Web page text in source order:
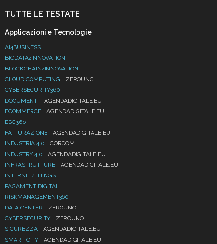
TUTTE LE TESTATE
Applicazioni e Tecnologie
AI4BUSINESS
BIGDATA4INNOVATION
BLOCKCHAIN4INNOVATION
CLOUD COMPUTING
ZEROUNO
CYBERSECURITY360
DOCUMENTI
AGENDADIGITALE.EU
ECOMMERCE
AGENDADIGITALE.EU
ESG360
FATTURAZIONE
AGENDADIGITALE.EU
INDUSTRIA 4.0
CORCOM
INDUSTRY 4.0
AGENDADIGITALE.EU
INFRASTRUTTURE
AGENDADIGITALE.EU
INTERNET4THINGS
PAGAMENTIDIGITALI
RISKMANAGEMENT360
DATA CENTER
ZEROUNO
CYBERSECURITY
ZEROUNO
SICUREZZA
AGENDADIGITALE.EU
SMART CITY
AGENDADIGITALE.EU